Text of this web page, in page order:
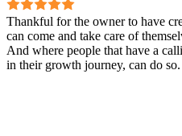
Thankful for the owner to have
can come and take care of
And where people that have a
in their growth journey, can do so.